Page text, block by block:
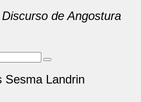
Discurso de Angostura
Sesma Landrin